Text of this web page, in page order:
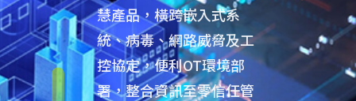
慧產品，橫跨嵌入式系
統、病毒、網路威脅及工
控協定，便利OT環境部
署，整合資訊至零信任管